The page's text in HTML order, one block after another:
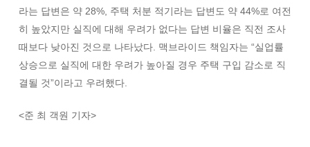
라는 답변은 약 28%, 주택 처분 적기라는 답변도 약 44%로 여전
히 높았지만 실직에 대해 우려가 없다는 답변 비율은 직전 조사
때보다 낮아진 것으로 나타났다. 맥브라이드 책임자는 “실업률
상승으로 실직에 대한 우려가 높아질 경우 주택 구입 감소로 직
결될 것”이라고 우려했다.
<준 최 객원 기자>